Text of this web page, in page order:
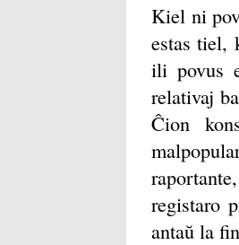
Kiel ni
estas tiel,
ili povus
relativaj
Ĉion
registaro
antaŭ la